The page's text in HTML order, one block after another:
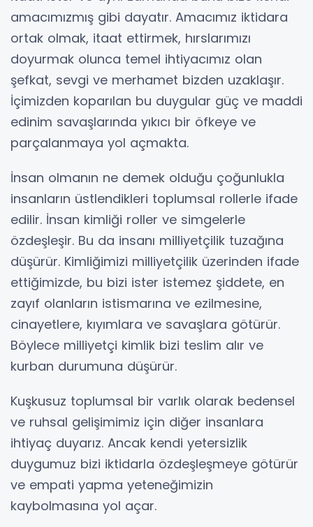
amacımızmış gibi dayatır. Amacımız iktidara
ortak olmak, itaat ettirmek, hırslarımızı
doyurmak olunca temel ihtiyacımız olan
şefkat, sevgi ve merhamet bizden uzaklaşır.
İçimizden koparılan bu duygular güç ve maddi
edinim savaşlarında yıkıcı bir öfkeye ve
parçalanmaya yol açmakta.
İnsan olmanın ne demek olduğu çoğunlukla
insanların üstlendikleri toplumsal rollerle ifade
edilir. İnsan kimliği roller ve simgelerle
özdeşleşir. Bu da insanı milliyetçilik tuzağına
düşürür. Kimliğimizi milliyetçilik üzerinden ifade
ettiğimizde, bu bizi ister istemez şiddete, en
zayıf olanların istismarına ve ezilmesine,
cinayetlere, kıyımlara ve savaşlara götürür.
Böylece milliyetçi kimlik bizi teslim alır ve
kurban durumuna düşürür.
Kuşkusuz toplumsal bir varlık olarak bedensel
ve ruhsal gelişimimiz için diğer insanlara
ihtiyaç duyarız. Ancak kendi yetersizlik
duygumuz bizi iktidarla özdeşleşmeye götürür
ve empati yapma yeteneğimizin
kaybolmasına yol açar.